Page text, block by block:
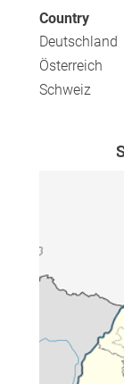
Country
Deutschland
Österreich
Schweiz